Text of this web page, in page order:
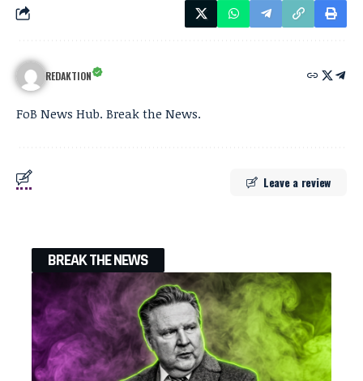
REDAKTION
FoB News Hub. Break the News.
Leave a review
BREAK THE NEWS